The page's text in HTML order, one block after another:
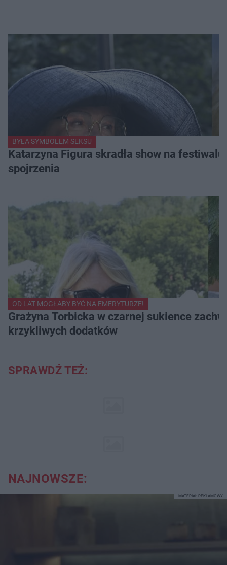
BYŁA SYMBOLEM SEKSU
Katarzyna Figura skradła show na
spojrzenia
OD LAT MOGŁABY BYĆ NA EMERYTURZE!
Grażyna Torbicka w czarnej sukience
krzykliwych dodatków
SPRAWDŹ TEŻ:
NAJNOWSZE:
MATERIAŁ REKLAMOWY